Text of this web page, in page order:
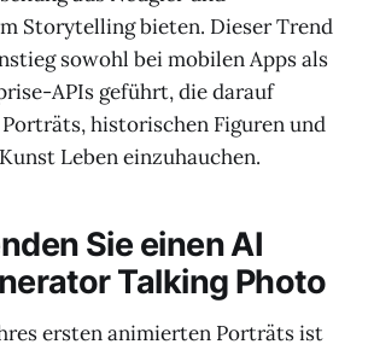
Storytelling bieten. Dieser Trend
sowohl bei mobilen Apps als
APIs geführt, die darauf
historischen Figuren und
Leben einzuhauchen.
Sie einen AI
Talking Photo
ersten animierten Porträts ist